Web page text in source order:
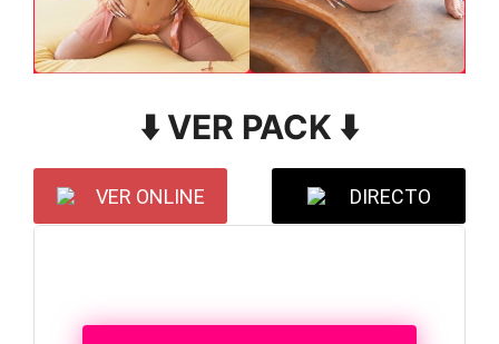
⬇️ VER PACK ⬇️
VER ONLINE DIRECTO